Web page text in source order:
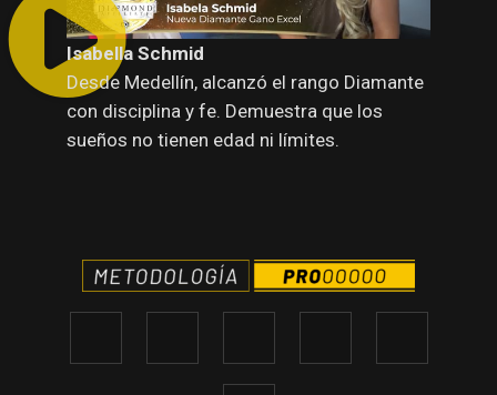
Isabella Schmid
Desde Medellín, alcanzó el rango Diamante
con disciplina y fe. Demuestra que los
sueños no tienen edad ni límites.